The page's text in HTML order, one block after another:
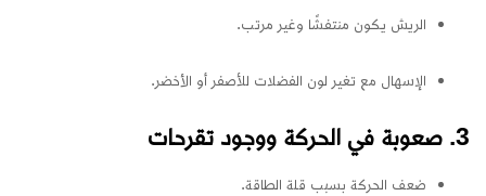
الريش يكون منتفشًا وغير مرتب.
الإسهال مع تغير لون الفضلات للأصفر أو الأخضر.
3. صعوبة في الحركة ووجود تقرحات
ضعف الحركة بسبب قلة الطاقة.